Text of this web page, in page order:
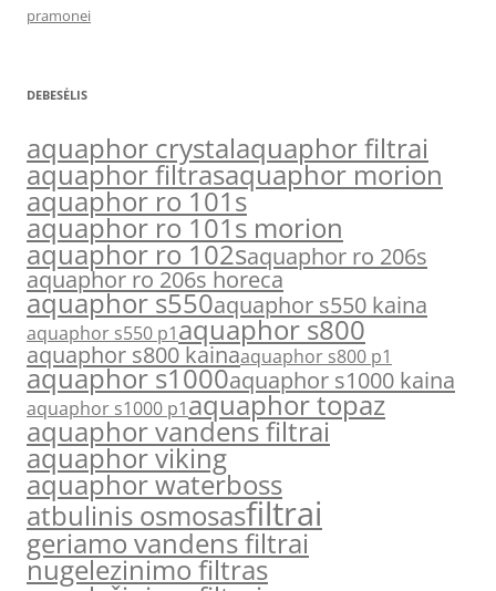
pramonei
DEBESĖLIS
aquaphor crystalaquaphor filtrai
aquaphor filtrasaquaphor morion
aquaphor ro 101s
aquaphor ro 101s morion
aquaphor ro 102saquaphor ro 206s
aquaphor ro 206s horeca
aquaphor s550aquaphor s550 kaina
aquaphor s550 p1aquaphor s800
aquaphor s800 kainaaquaphor s800 p1
aquaphor s1000aquaphor s1000 kaina
aquaphor s1000 p1aquaphor topaz
aquaphor vandens filtrai
aquaphor viking
aquaphor waterboss
atbulinis osmosasfiltrai
geriamo vandens filtrai
nugelezinimo filtras